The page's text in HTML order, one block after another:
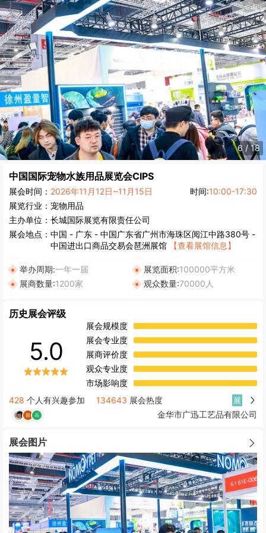
6 /18
中国国际宠物水族用品展览会CIPS
展会时间： 2026年11月12日~11月15日 时间:10:00-17:30
展览行业： 宠物用品
主办单位： 长城国际展览有限责任公司
展会地点： 中国 - 广东 - 中国广东省广州市海珠区阅江中路380号 -
中国进出口商品交易会琶洲展馆
【查看展馆信息】
举办周期:一年一届 展览面积:100000平方米
展商数量:1200家 观众数量:70000人
历史展会评级
5.0
展会规模度
展会专业度
展商评价度
观众专业度
市场影响度
428 个人有兴趣参加 134643 展会热度 展
金华市广迅工艺品有限公司
展会图片